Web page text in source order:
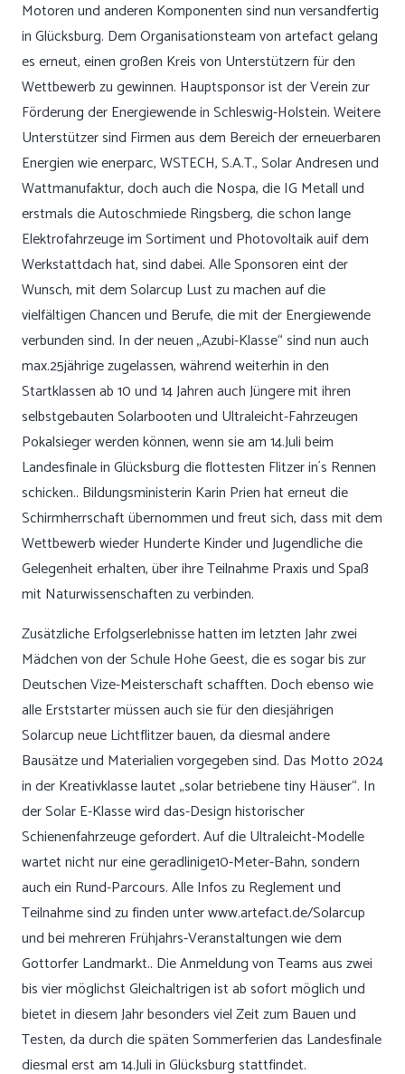
Motoren und anderen Komponenten sind nun versandfertig
in Glücksburg. Dem Organisationsteam von artefact gelang
es erneut, einen großen Kreis von Unterstützern für den
Wettbewerb zu gewinnen. Hauptsponsor ist der Verein zur
Förderung der Energiewende in Schleswig-Holstein. Weitere
Unterstützer sind Firmen aus dem Bereich der erneuerbaren
Energien wie enerparc, WSTECH, S.A.T., Solar Andresen und
Wattmanufaktur, doch auch die Nospa, die IG Metall und
erstmals die Autoschmiede Ringsberg, die schon lange
Elektrofahrzeuge im Sortiment und Photovoltaik auif dem
Werkstattdach hat, sind dabei. Alle Sponsoren eint der
Wunsch, mit dem Solarcup Lust zu machen auf die
vielfältigen Chancen und Berufe, die mit der Energiewende
verbunden sind. In der neuen „Azubi-Klasse“ sind nun auch
max.25jährige zugelassen, während weiterhin in den
Startklassen ab 10 und 14 Jahren auch Jüngere mit ihren
selbstgebauten Solarbooten und Ultraleicht-Fahrzeugen
Pokalsieger werden können, wenn sie am 14.Juli beim
Landesfinale in Glücksburg die flottesten Flitzer in´s Rennen
schicken.. Bildungsministerin Karin Prien hat erneut die
Schirmherrschaft übernommen und freut sich, dass mit dem
Wettbewerb wieder Hunderte Kinder und Jugendliche die
Gelegenheit erhalten, über ihre Teilnahme Praxis und Spaß
mit Naturwissenschaften zu verbinden.
Zusätzliche Erfolgserlebnisse hatten im letzten Jahr zwei
Mädchen von der Schule Hohe Geest, die es sogar bis zur
Deutschen Vize-Meisterschaft schafften. Doch ebenso wie
alle Erststarter müssen auch sie für den diesjährigen
Solarcup neue Lichtflitzer bauen, da diesmal andere
Bausätze und Materialien vorgegeben sind. Das Motto 2024
in der Kreativklasse lautet „solar betriebene tiny Häuser“. In
der Solar E-Klasse wird das-Design historischer
Schienenfahrzeuge gefordert. Auf die Ultraleicht-Modelle
wartet nicht nur eine geradlinige10-Meter-Bahn, sondern
auch ein Rund-Parcours. Alle Infos zu Reglement und
Teilnahme sind zu finden unterwww.artefact.de/Solarcup
und bei mehreren Frühjahrs-Veranstaltungen wie dem
Gottorfer Landmarkt.. Die Anmeldung von Teams aus zwei
bis vier möglichst Gleichaltrigen ist ab sofort möglich und
bietet in diesem Jahr besonders viel Zeit zum Bauen und
Testen, da durch die späten Sommerferien das Landesfinale
diesmal erst am 14.Juli in Glücksburg stattfindet.